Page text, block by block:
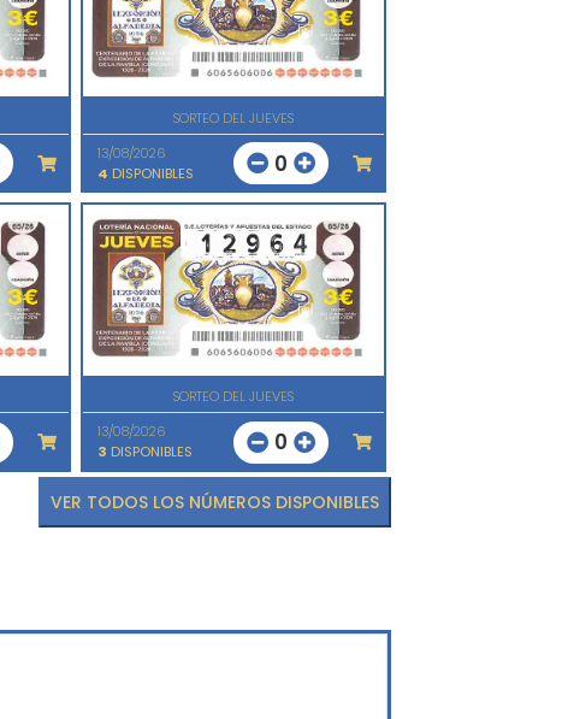
SORTEO DEL JUEVES
13/08/2026
4 DISPONIBLES 0
SORTEO DEL JUEVES
13/08/2026
3 DISPONIBLES 0
VER TODOS LOS NÚMEROS DISPONIBLES